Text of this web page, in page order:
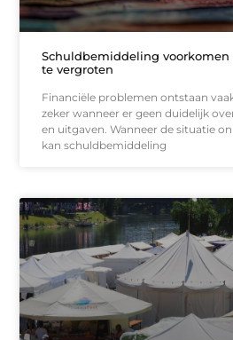
Schuldbemiddeling voorkomen
te vergroten
Financiële problemen ontstaan
zeker wanneer er geen duidelijk
en uitgaven. Wanneer de situatie
kan schuldbemiddeling